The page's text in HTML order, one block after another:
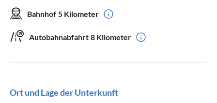
Bahnhof 5 Kilometer
Autobahnabfahrt 8 Kilometer
Ort und Lage der Unterkunft